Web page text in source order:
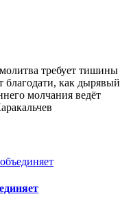
требует тишины
как дырявый
молчания ведёт